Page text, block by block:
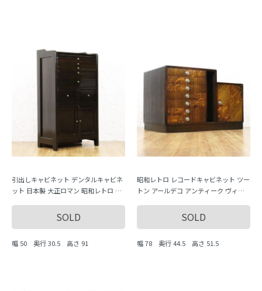
引出しキャビネット デンタルキャビネ
ット 日本製 大正ロマン 昭和レトロ 薄
SOLD
幅 50 奥行 30.5 高さ 91
昭和レトロ レコードキャビネット ツー
トン アールデコ アンティーク ヴィン
SOLD
幅 78 奥行 44.5 高さ 51.5